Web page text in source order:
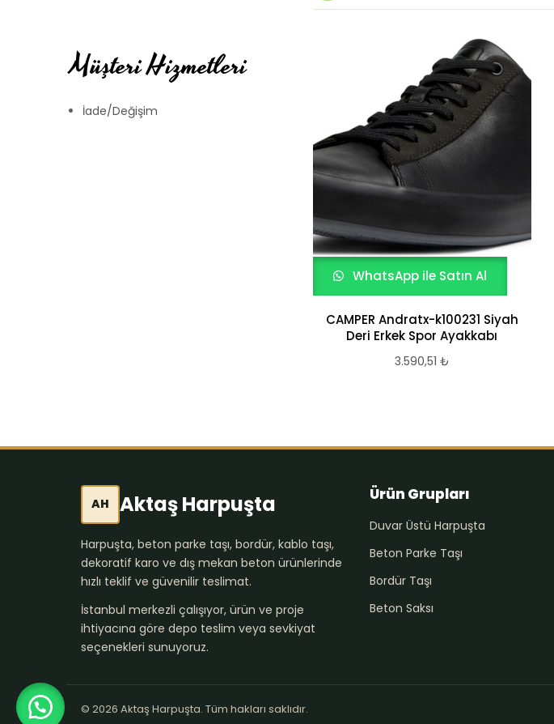
Müşteri Hizmetleri
İade/Değişim
WhatsApp ile Satın Al
CAMPER Andratx-k100231 Siyah
Deri Erkek Spor Ayakkabı
3.590,51 ₺
AH Aktaş Harpuşta
Harpuşta, beton parke taşı, bordür, kablo taşı,
dekoratif karo ve dış mekan beton ürünlerinde
hızlı teklif ve güvenilir teslimat.
İstanbul merkezli çalışıyor, ürün ve proje
ihtiyacına göre depo teslim veya sevkiyat
seçenekleri sunuyoruz.
Ürün Grupları
Duvar Üstü Harpuşta
Beton Parke Taşı
Bordür Taşı
Beton Saksı
© 2026 Aktaş Harpuşta. Tüm hakları saklıdır.